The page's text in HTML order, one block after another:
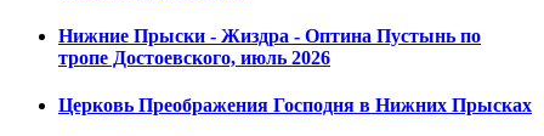
Нижние Прыски - Жиздра - Оптина Пустынь по
тропе Достоевского, июль 2026
Церковь Преображения Господня в Нижних Прысках